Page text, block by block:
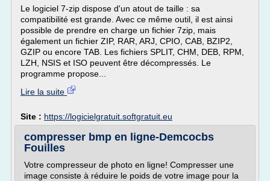
Le logiciel 7-zip dispose d'un atout de taille : sa
compatibilité est grande. Avec ce même outil, il est ainsi
possible de prendre en charge un fichier 7zip, mais
également un fichier ZIP, RAR, ARJ, CPIO, CAB, BZIP2,
GZIP ou encore TAB. Les fichiers SPLIT, CHM, DEB, RPM,
LZH, NSIS et ISO peuvent être décompressés. Le
programme propose...
Lire la suite
Site : https://logicielgratuit.softgratuit.eu
compresser bmp en ligne-Demcocbs
Fouilles
Votre compresseur de photo en ligne! Compresser une
image consiste à réduire le poids de votre image pour la